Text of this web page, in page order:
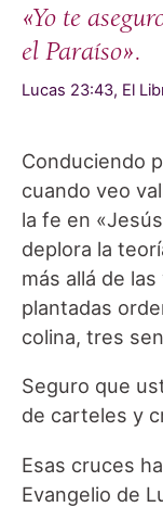
«Yo te
el Paraíso».
Lucas 23:43, El
Conduciendo
cuando veo
la fe en
deplora la
más allá de
plantadas
colina, tres
Seguro que
de carteles y
Esas cruces
Evangelio de